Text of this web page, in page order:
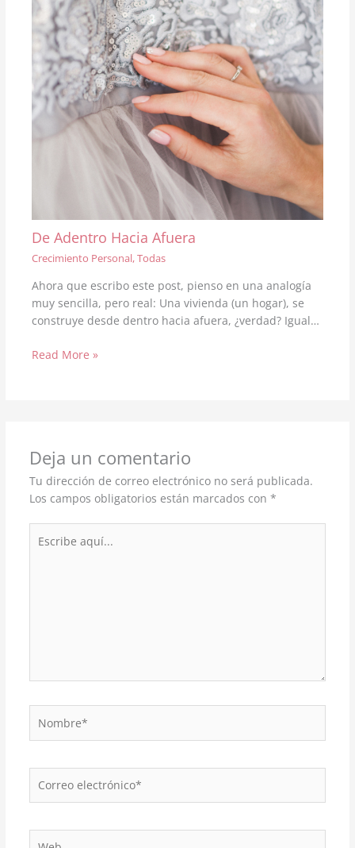
De Adentro Hacia Afuera
Crecimiento Personal,Todas
Ahora que escribo este post, pienso en una analogía
muy sencilla, pero real: Una vivienda (un hogar), se
construye desde dentro hacia afuera, ¿verdad? Igual…
Read More »
Deja un comentario
Tu dirección de correo electrónico no será publicada.
Los campos obligatorios están marcados con *
aquí...
electrónico*